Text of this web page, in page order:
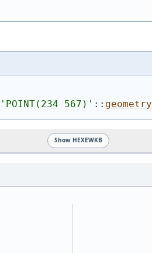
' POINT(234 567) ' :: geometry
Show HEXEWKB